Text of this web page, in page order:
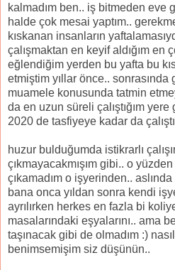
kalmadım ben.. iş bitmeden eve
halde çok mesai yaptım..
kıskanan insanların
çalışmaktan en keyif aldığım en
eğlendiğim yerden bu yafta bu
etmiştim yıllar önce..
muamele konusunda tatmin
da en uzun süreli çalıştığım yere
2020 de tasfiyeye kadar da
huzur bulduğumda istikrarlı
çıkmayacakmışım gibi.. o
çıkamadım o işyerinden..
bana onca yıldan sonra kendi
ayrılırken herkes en fazla bi
masalarındaki eşyalarını.. ama
taşınacak gibi de olmadım :)
benimsemişim siz düşünün..